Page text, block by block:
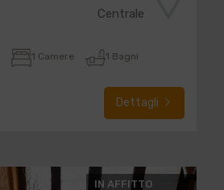
Centrale
1 Camere 1 Bagni
Dettagli
IN AFFITTO